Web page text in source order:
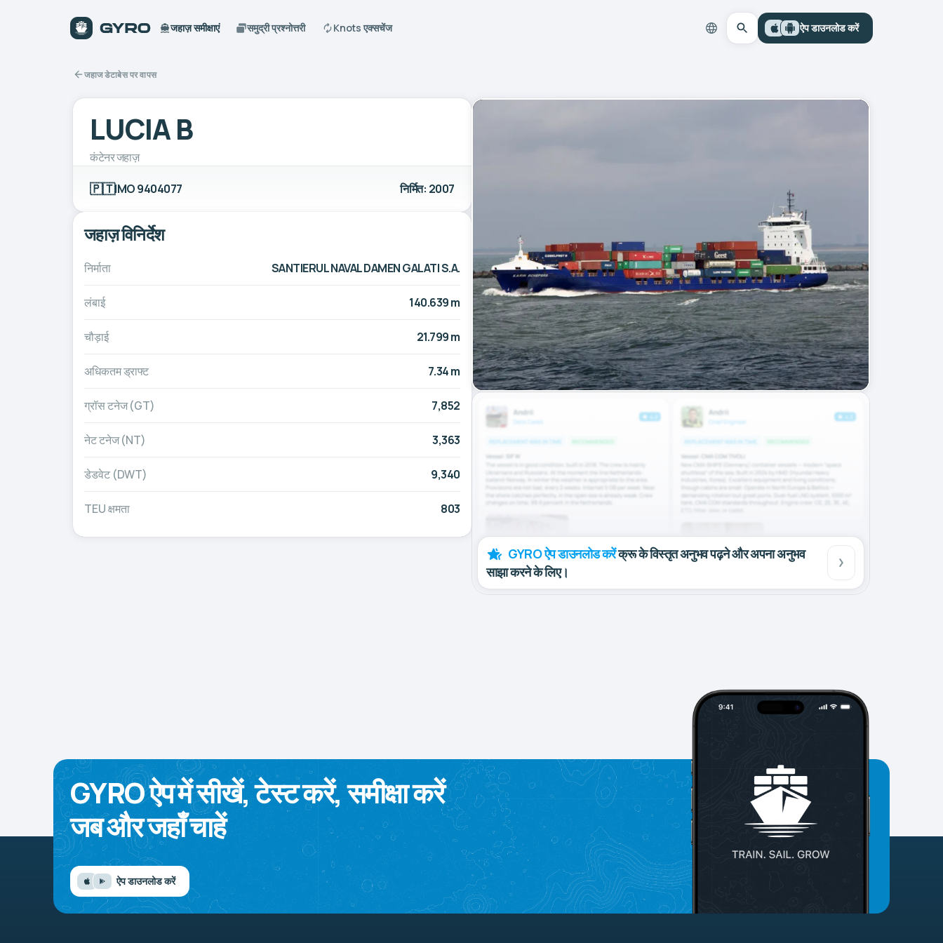
जहाज़ समीक्षाएं समुद्री प्रश्नोत्तरी Knots एक्सचेंज ऐप डाउनलोड करें
जहाज डेटाबेस पर वापस
LUCIA B
कंटेनर जहाज़
🇵🇹IMO 9404077 निर्मित: 2007
जहाज़ विनिर्देश
निर्माता SANTIERUL NAVAL DAMEN GALATI S.A.
लंबाई 140.639 m
चौड़ाई 21.799 m
अधिकतम ड्राफ्ट 7.34 m
ग्रॉस टनेज (GT) 7,852
नेट टनेज (NT) 3,363
डेडवेट (DWT) 9,340
TEU क्षमता 803
GYRO ऐप डाउनलोड करेंक्रू के विस्तृत अनुभव पढ़ने और अपना अनुभव
साझा करने के लिए।
GYRO ऐप में सीखें, टेस्ट करें, समीक्षा करें
जब और जहाँ चाहें
ऐप डाउनलोड करें